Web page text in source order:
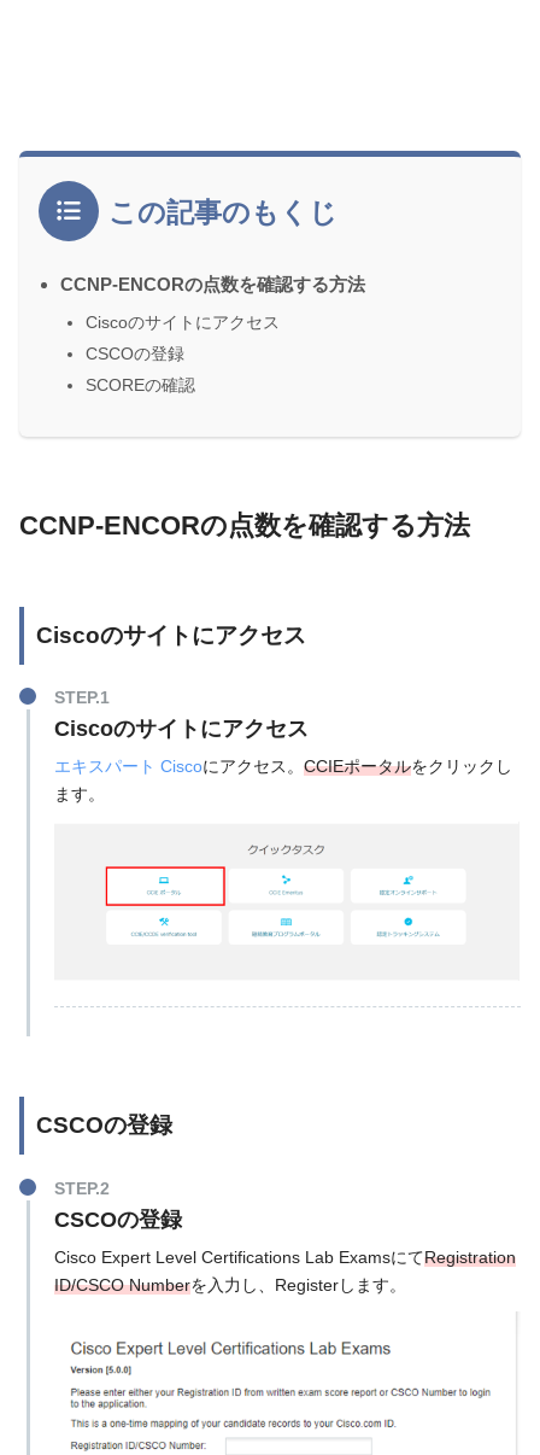
この記事のもくじ
CCNP-ENCORの点数を確認する方法
Ciscoのサイトにアクセス
CSCOの登録
SCOREの確認
CCNP-ENCORの点数を確認する方法
Ciscoのサイトにアクセス
STEP.1
Ciscoのサイトにアクセス
エキスパート Ciscoにアクセス。 CCIEポータルをクリックし
ます。
CSCOの登録
STEP.2
CSCOの登録
Cisco Expert Level Certifications Lab ExamsにてRegistration
ID/CSCO Numberを入力し、Registerします。